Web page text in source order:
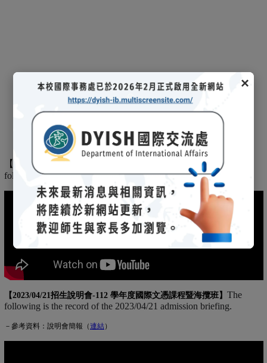
×
【 2025/03/08招生說明會- 114 學年度國際文憑課程暨海攬班 】
following is the record of the 2025/03/08 admission briefing.
【2023/04/21招生說明會-112 學年度國際文憑課程暨海攬班】 The
following is the record of the 2023/04/21 admission briefing.
－參考資料：說明會簡報（連結(另開新視窗)
）